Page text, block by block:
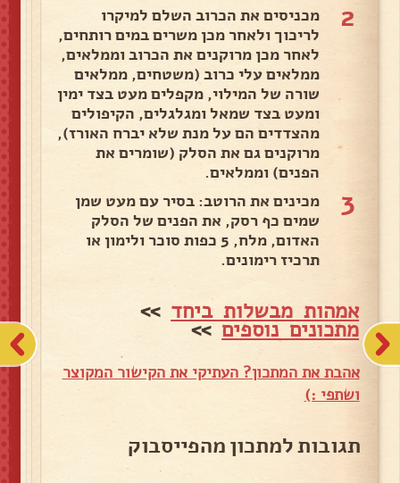
2
מכניסים את הכרוב השלם למיקרו
לריכוך ולאחר מכן משרים במים רותחים,
לאחר מכן מרוקנים את הכרוב וממלאים,
ממלאים עלי כרוב (משטחים, ממלאים
שורה של המילוי, מקפלים מעט בצד ימין
ומעט בצד שמאל ומגלגלים, הקיפולים
מהצדדים הם על מנת שלא יברח האורז),
מרוקנים גם את הסלק (שומרים את
הפנים) וממלאים.
3
מכינים את הרוטב: בסיר עם מעט שמן
שמים כף רסק, את הפנים של הסלק
האדום, מלח, 5 כפות סוכר ולימון או
תרכיז רימונים.
אמהות מבשלות ביחד >>
מתכונים נוספים>>
אהבת את המתכון? העתיקי את הקישור המקוצר
ושתפי :)
תגובות למתכון מהפייסבוק